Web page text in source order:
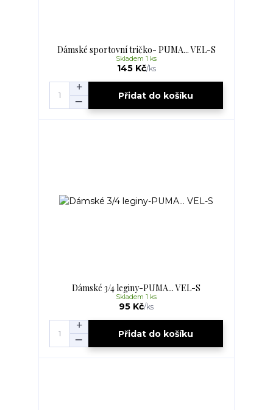
Dámské sportovní tričko- PUMA... VEL-S
145 Kč/ks
Skladem 1 ks
Přidat do košíku
Dámské 3/4 leginy-PUMA... VEL-S
95 Kč/ks
Skladem 1 ks
Přidat do košíku